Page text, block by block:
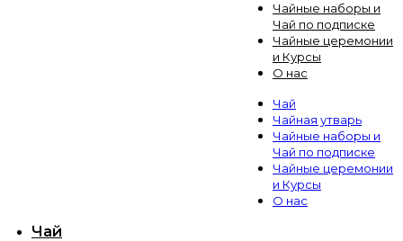
Чайные наборы и
Чай по подписке
Чайные церемонии
и Курсы
О нас
Чай
Чайная утварь
Чайные наборы и
Чай по подписке
Чайные церемонии
и Курсы
О нас
Чай